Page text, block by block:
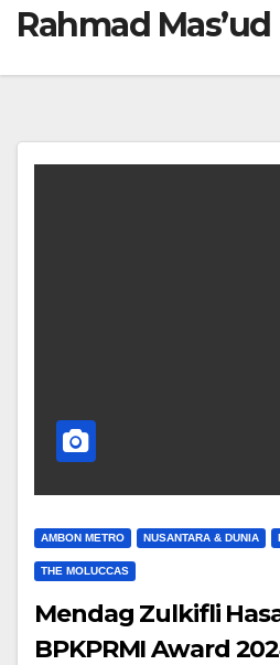
Rahmad Mas’ud
AMBON METRO NUSANTARA & DUNIA
THE MOLUCCAS
Mendag Zulkifli
BPKPRMI Award